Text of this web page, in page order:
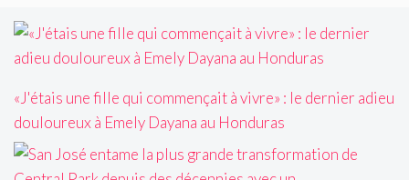
«J'étais une fille qui commençait à vivre» : le dernier adieu
douloureux à Emely Dayana au Honduras